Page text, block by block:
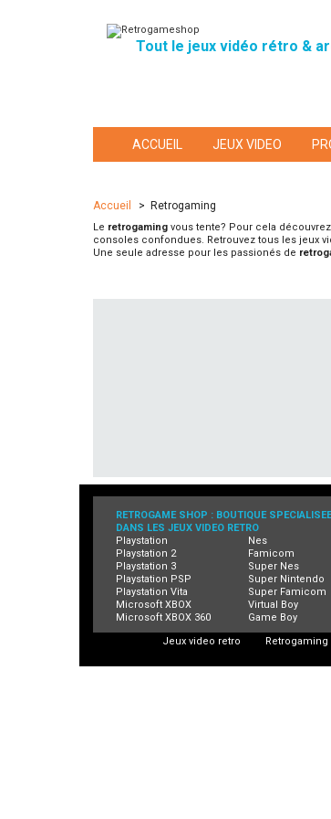
Tout le jeux vidéo rétro &
ACCUEIL JEUX VIDEO
Accueil > Retrogaming
Le retrogaming vous tente? Pour cela
consoles confondues. Retrouvez tous les jeux
Une seule adresse pour les passionés de
RETROGAME SHOP : BOUTIQUE SPECIALISEE
DANS LES JEUX VIDEO RETRO
Playstation
Playstation 2
Playstation 3
Playstation PSP
Playstation Vita
Microsoft XBOX
Microsoft XBOX 360
Nes
Famicom
Super Nes
Super Nintendo
Super Famicom
Virtual Boy
Game Boy
Jeux video retro Retrogaming